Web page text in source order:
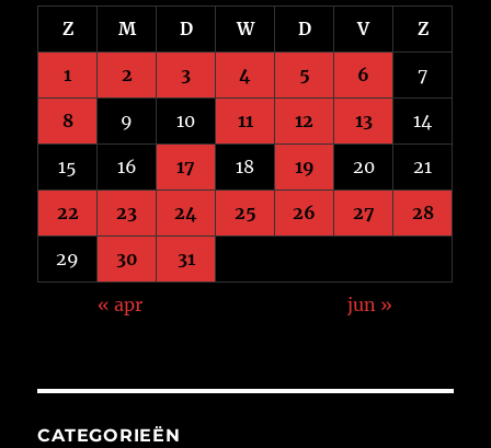
Z M D W D V Z
1 2 3 4 5 6 7
8 9 10 11 12 13 14
15 16 17 18 19 20 21
22 23 24 25 26 27 28
29 30 31
« apr jun »
CATEGORIEËN